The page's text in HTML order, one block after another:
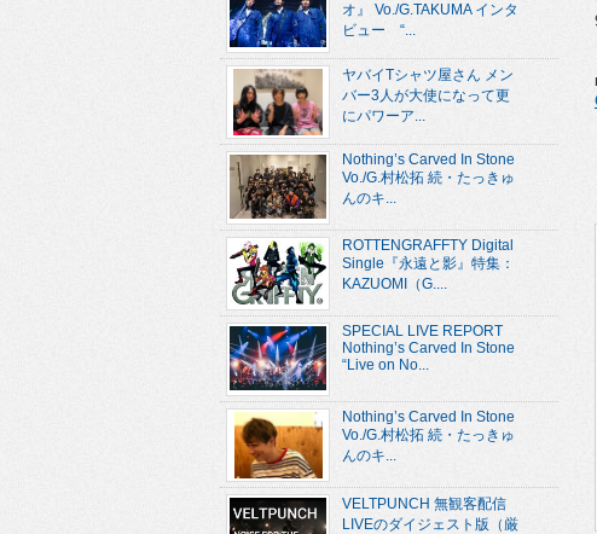
オ』 Vo./G.TAKUMA インタ
ビュー “...
ヤバイTシャツ屋さん メン
バー3人が大使になって更
にパワーア...
Nothing’s Carved In Stone
Vo./G.村松拓 続・たっきゅ
んのキ...
ROTTENGRAFFTY Digital
Single『永遠と影』特集：
KAZUOMI（G....
SPECIAL LIVE REPORT
Nothing’s Carved In Stone
“Live on No...
Nothing’s Carved In Stone
Vo./G.村松拓 続・たっきゅ
んのキ...
VELTPUNCH 無観客配信
LIVEのダイジェスト版（厳